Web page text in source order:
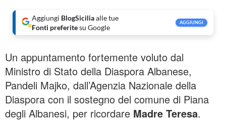
Aggiungi BlogSiciliaalle tue
Fonti preferitesu Google
AGGIUNGI
Un appuntamento fortemente voluto dal
Ministro di Stato della Diaspora Albanese,
Pandeli Majko, dall’Agenzia Nazionale della
Diaspora con il sostegno del comune di Piana
degli Albanesi, per ricordare Madre Teresa.